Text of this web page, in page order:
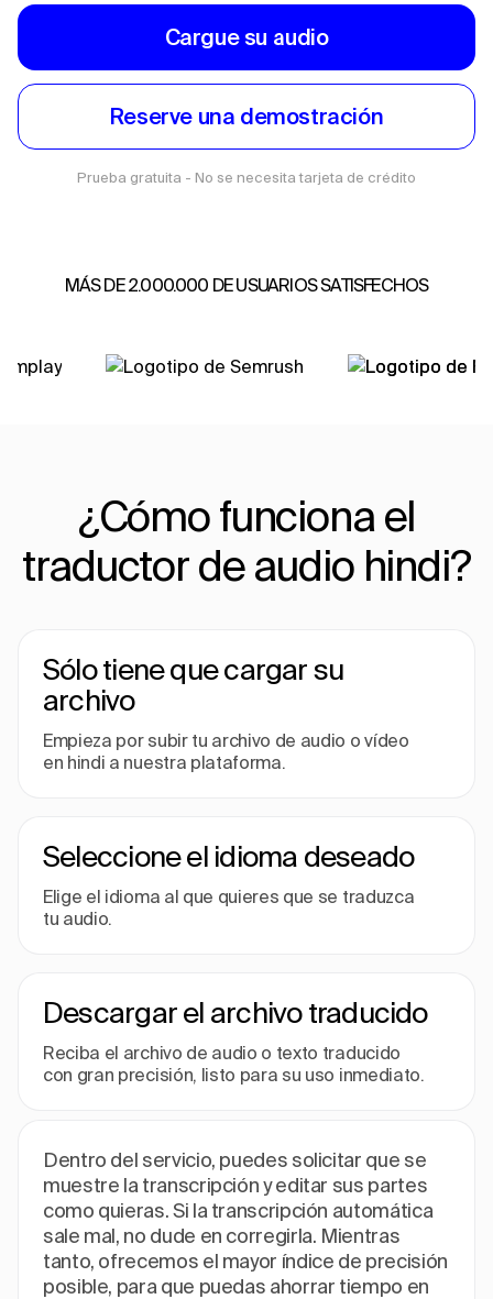
Cargue su audio
Reserve una demostración
Prueba gratuita - No se necesita tarjeta de crédito
MÁS DE 2.000.000 DE USUARIOS SATISFECHOS
¿Cómo funciona el
traductor de audio hindi?
Sólo tiene que cargar su
archivo
Empieza por subir tu archivo de audio o vídeo
en hindi a nuestra plataforma.
Seleccione el idioma deseado
Elige el idioma al que quieres que se traduzca
tu audio.
Descargar el archivo traducido
Reciba el archivo de audio o texto traducido
con gran precisión, listo para su uso inmediato.
Dentro del servicio, puedes solicitar que se
muestre la transcripción y editar sus partes
como quieras. Si la transcripción automática
sale mal, no dude en corregirla. Mientras
tanto, ofrecemos el mayor índice de precisión
posible, para que puedas ahorrar tiempo en